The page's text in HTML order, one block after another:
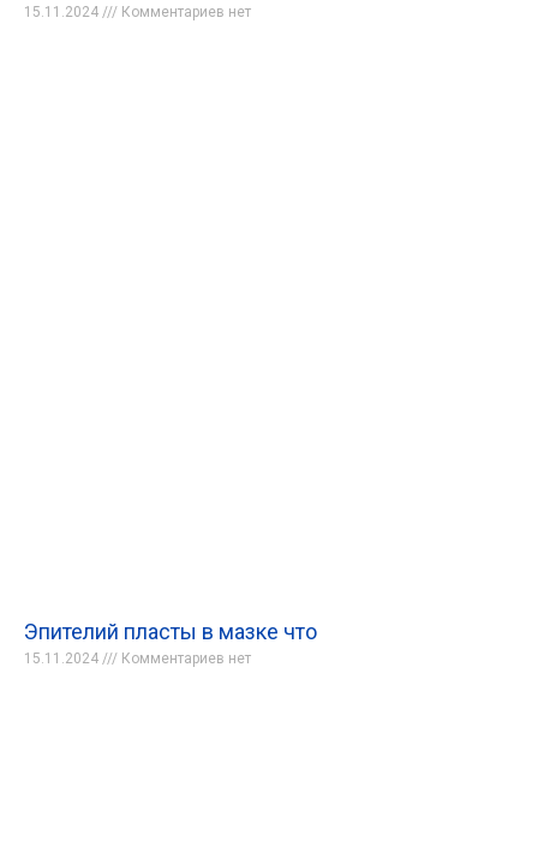
15.11.2024 Комментариев нет
Эпителий пласты в мазке что
15.11.2024 Комментариев нет